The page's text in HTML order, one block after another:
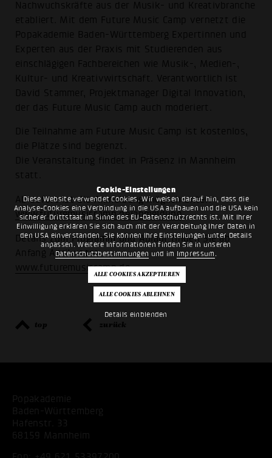
Cookie-Einstellungen
Diese Website verwendet Cookies. Wir weisen darauf hin, dass die
Analyse-Cookies eine Verbindung in die USA aufbauen und die USA kein
sicherer Drittstaat im Sinne des EU-Datenschutzrechts ist. Mit Ihrer
Einwilligung erklären Sie sich auch mit der Verarbeitung Ihrer Daten in
den USA einverstanden. Sie können Ihre Einstellungen unter Details
anpassen. Weitere Informationen finden Sie in unseren
Datenschutzbestimmungen und im Impressum .
Details einblenden
Nachwuchskräfte aus der Musik- und Kreativbranche
etabliert. Mit dem Future Music Camp vernetzt die
Popakademie Baden-Württemberg Expertinnen und
Experten aus der Praxis mit Studierenden aus
einschlägigen Fachbereichen wie Musik-, Medien-,
Kultur- und Kreativwirtschaft. Verantwortlich ist
David Stammer, Projektmanager Digital Innovation,
der das Future Music Camp auch moderiert.
Die Teilnahme am Future Music Camp ist kostenlos,
die Plätze sind begrenzt.
Die Veranstaltung findet in Präsenz in Mannheim
statt.
Ab sofort ist die Anmeldung möglich unter:
www.futuremusiccamp.de/anmeldung
Details zum Programm und Ablauf finden Sie ab
Anfang April unter:
www.futuremusiccamp.de
top zurück
Popakademie
Baden-Württemberg
Hafenstr. 33
68159 Mannheim